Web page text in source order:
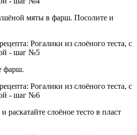
мяты в фарш. Посолите и
фарш.
раскатайте слоёное тесто в пласт